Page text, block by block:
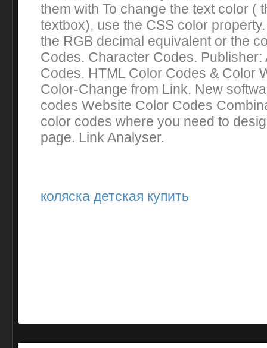
them with To change the text color (
textbox), use the CSS color
the RGB decimal equivalent or the
Codes. Character Codes. Publisher:
Codes. HTML Color Codes & Color
Color-Change from Link. New
codes Website Color Codes
color codes where you need to
page. Link Analyser.
коляска детская купить